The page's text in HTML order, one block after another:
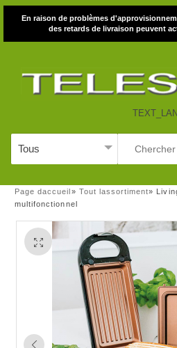
En raison de problèmes
des retards de livraison peuvent
Page daccueil» Tout lassortiment»
multifonctionnel